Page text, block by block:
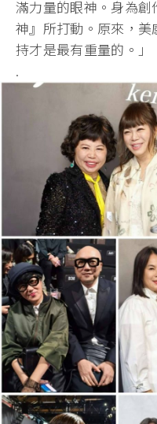
滿力量的眼神。身為
神』所打動。原來，
持才是最有重量的。」
.